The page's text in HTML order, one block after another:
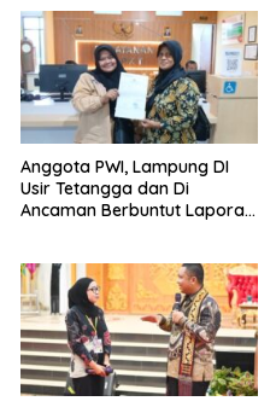
Anggota PWI, Lampung DI
Usir Tetangga dan Di
Ancaman Berbuntut Laporan